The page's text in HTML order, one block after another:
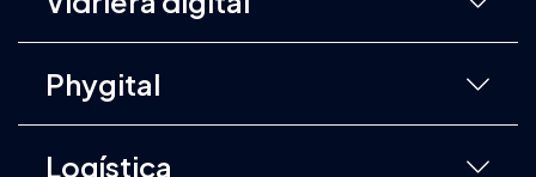
Phygital
Logística